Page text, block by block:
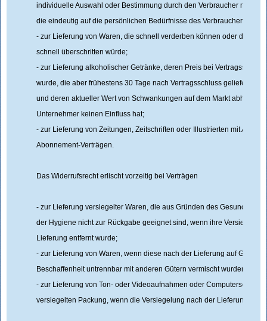
individuelle Auswahl oder Bestimmung durch den Verbraucher
die eindeutig auf die persönlichen Bedürfnisse des Verbrauchers
- zur Lieferung von Waren, die schnell verderben können oder deren
schnell überschritten würde;
- zur Lieferung alkoholischer Getränke, deren Preis bei
wurde, die aber frühestens 30 Tage nach Vertragsschluss geliefert
und deren aktueller Wert von Schwankungen auf dem Markt abhängt,
Unternehmer keinen Einfluss hat;
- zur Lieferung von Zeitungen, Zeitschriften oder Illustrierten mit
Abonnement-Verträgen.
Das Widerrufsrecht erlischt vorzeitig bei Verträgen
- zur Lieferung versiegelter Waren, die aus Gründen des
der Hygiene nicht zur Rückgabe geeignet sind, wenn ihre
Lieferung entfernt wurde;
- zur Lieferung von Waren, wenn diese nach der Lieferung auf Grund
Beschaffenheit untrennbar mit anderen Gütern vermischt wurden;
- zur Lieferung von Ton- oder Videoaufnahmen oder
versiegelten Packung, wenn die Versiegelung nach der Lieferung